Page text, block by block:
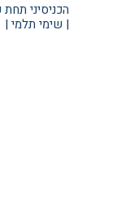
הכניסיני
| שימי תלמי |